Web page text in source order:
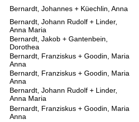
Bernardt, Johannes Küechlin, Anna
Bernardt, Johann Rudolf
Linder,
Anna Maria
Bernardt, Jakob
Gantenbein,
Dorothea
Bernardt, Franziskus
Goodin, Maria
Anna
Bernardt, Franziskus
Goodin, Maria
Anna
Bernardt, Johann Rudolf
Linder,
Anna Maria
Bernardt, Franziskus
Goodin, Maria
Anna